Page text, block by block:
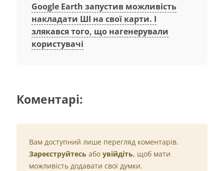
Google Earth запустив можливість
накладати ШІ на свої карти. І
злякався того, що нагенерували
користувачі
Коментарі:
Вам доступний лише перегляд коментарів.
Зареєструйтесь або увійдіть, щоб мати
можливість додавати свої думки.